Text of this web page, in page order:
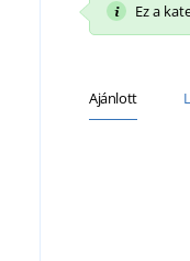
Ez a
Ajánlott